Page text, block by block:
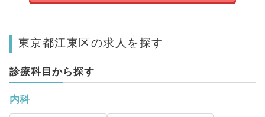
東京都江東区の求人を探す
診療科目から探す
内科